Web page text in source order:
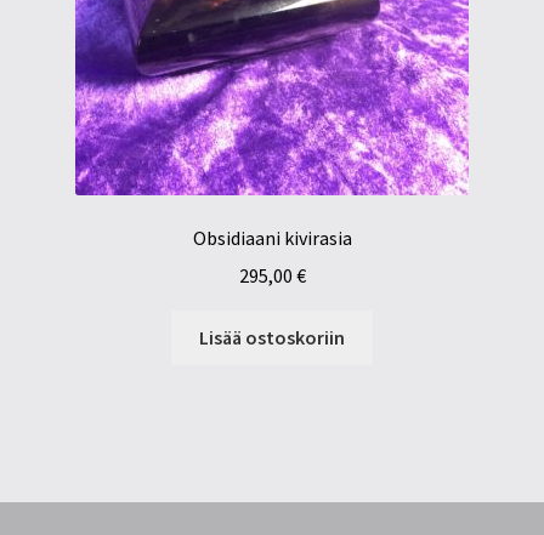
Obsidiaani kivirasia
295,00 €
Lisää ostoskoriin